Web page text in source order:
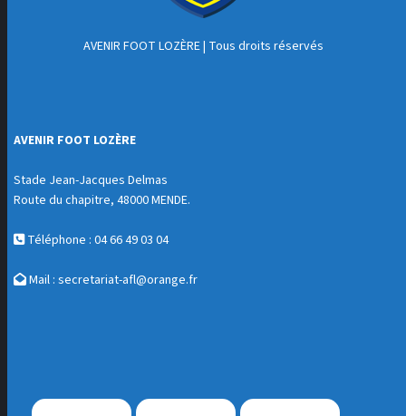
AVENIR FOOT LOZÈRE| Tous droits réservés
AVENIR FOOT LOZÈRE
Stade Jean-Jacques Delmas
Route du chapitre, 48000 MENDE.
Téléphone : 04 66 49 03 04
Mail : secretariat-afl@orange.fr